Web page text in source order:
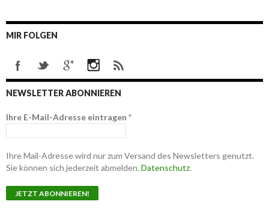
MIR FOLGEN
NEWSLETTER ABONNIEREN
Ihre E-Mail-Adresse eintragen *
Ihre Mail-Adresse wird nur zum Versand des Newsletters genutzt.
Sie können sich jederzeit abmelden. Datenschutz.